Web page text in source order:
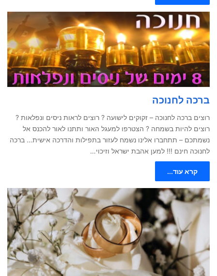
ברכה לחנוכה
רוצים ברכה לחנוכה – זקוקים לישועה ? רוצים לראות ניסים ונפלאות ?
רוצים להיות בשמחה ? הצטרפו למעגל האור ותתנו לאור להכנס אל
נשמתכם – תתחברו אלינו נשמח לעזור בתפילות והדרכה אישית… ברכה
לחנוכה חינם !!! למען אהבת ישראל וזיכוי…
קרא עוד...